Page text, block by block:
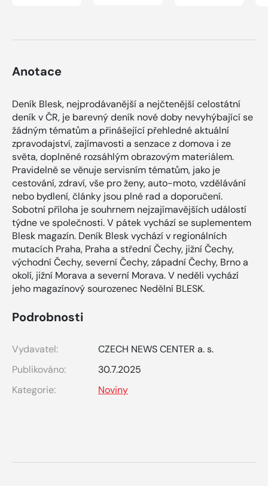
Anotace
Deník Blesk, nejprodávanější a nejčtenější celostátní
deník v ČR, je barevný deník nové doby nevyhýbající se
žádným tématům a přinášející přehledné aktuální
zpravodajství, zajímavosti a senzace z domova i ze
světa, doplněné rozsáhlým obrazovým materiálem.
Pravidelně se věnuje servisním tématům, jako je
cestování, zdraví, vše pro ženy, auto-moto, vzdělávání
nebo bydlení, články jsou plné rad a doporučení.
Sobotní příloha je souhrnem nejzajímavějších událostí
týdne ve společnosti. V pátek vychází se suplementem
Blesk magazín. Deník Blesk vychází v regionálních
mutacích Praha, Praha a střední Čechy, jižní Čechy,
východní Čechy, severní Čechy, západní Čechy, Brno a
okolí, jižní Morava a severní Morava. V neděli vychází
jeho magazínový sourozenec Nedělní BLESK.
Podrobnosti
Vydavatel:
CZECH NEWS CENTER a. s.
Publikováno:
30.7.2025
Kategorie:
Noviny